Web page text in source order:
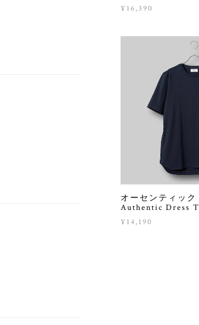
¥16,390
オーセンティッ
Authentic Dress
¥14,190